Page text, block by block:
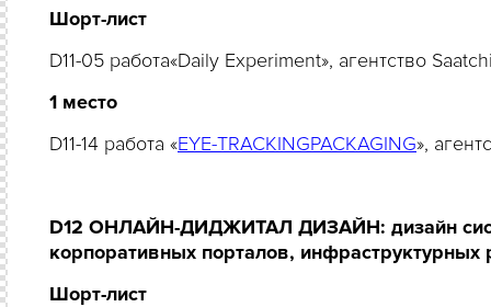
Шорт-лист
D11-05 работа«Daily Experiment», агентство
1 место
D11-14 работа «EYE-TRACKINGPACKAGING»,
D12 ОНЛАЙН-ДИДЖИТАЛ ДИЗАЙН: дизайн
корпоративных порталов,
Шорт-лист